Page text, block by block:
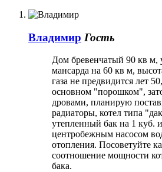
Владимир Гость
Дом бревенчатый 90 кв м,
мансарда на 60 кв м,
газа не предвидится лет
основном "порошком",
дровами, планирую
радиаторы, котел типа
утепленный бак на 1 куб.
центробежным насосом
отопления. Посоветуйте
соотношение мощности
бака.